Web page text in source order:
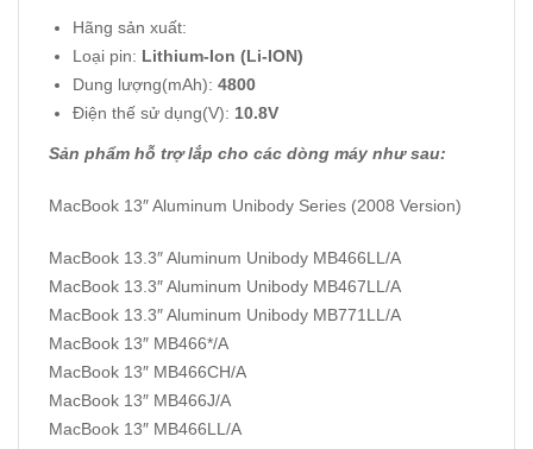
Hãng sản xuất:
Loại pin: Lithium-Ion (Li-ION)
Dung lượng(mAh): 4800
Điện thế sử dụng(V): 10.8V
Sản phẩm hỗ trợ lắp cho các dòng máy như sau:
MacBook 13″ Aluminum Unibody Series (2008 Version)
MacBook 13.3″ Aluminum Unibody MB466LL/A
MacBook 13.3″ Aluminum Unibody MB467LL/A
MacBook 13.3″ Aluminum Unibody MB771LL/A
MacBook 13″ MB466*/A
MacBook 13″ MB466CH/A
MacBook 13″ MB466J/A
MacBook 13″ MB466LL/A